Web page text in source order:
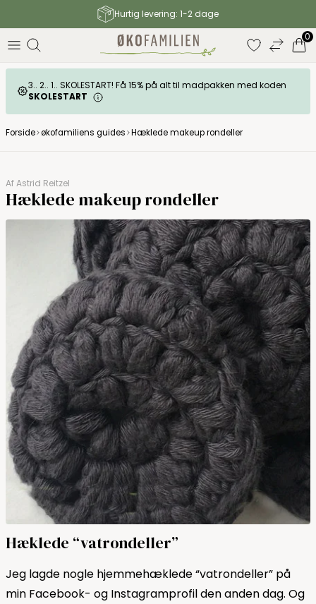
Hurtig levering: 1-2 dage
0
3.. 2.. 1.. SKOLESTART! Få 15% på alt til madpakken med koden
SKOLESTART
Forside økofamiliens guides Hæklede makeup rondeller
AfAstrid Reitzel
Hæklede makeup rondeller
Hæklede “vatrondeller”
Jeg lagde nogle hjemmehæklede “vatrondeller” på
min Facebook- og Instagramprofil den anden dag. Og